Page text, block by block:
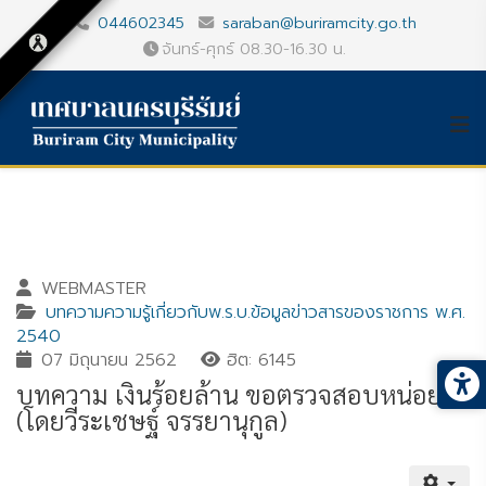
044602345
saraban@buriramcity.go.th
จันทร์-ศุกร์ 08.30-16.30 น.
WEBMASTER
บทความความรู้เกี่ยวกับพ.ร.บ.ข้อมูลข่าวสารของราชการ พ.ศ.
2540
07 มิถุนายน 2562
ฮิต: 6145
บทความ เงินร้อยล้าน ขอตรวจสอบหน่อย
(โดยวีระเชษฐ์ จรรยานุกูล)